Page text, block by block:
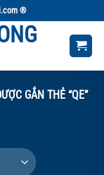
®
GẮN THẺ “QE”